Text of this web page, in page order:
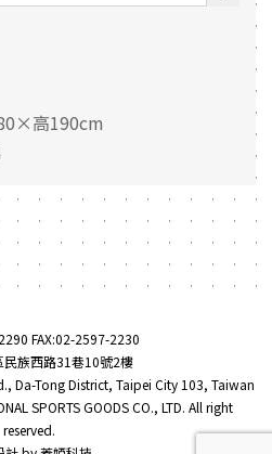
高190cm
FAX:02-2597-2230
民族西路31巷10號2樓
Da-Tong District, Taipei City 103, Taiwan
SPORTS GOODS CO., LTD. All right
reserved.